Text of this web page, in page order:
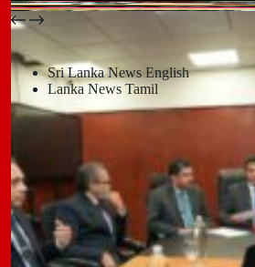
பதுளை மாநகர சபையின் NPP உறுப்பினர் திடீர்
July 14, 2026
Sri Lanka News English
Lanka News Tamil
Leave a Reply
You must be
logged into post a comment.